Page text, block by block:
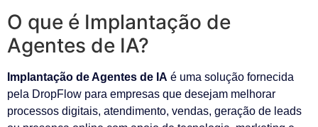
O que é Implantação de
Agentes de IA?
Implantação de Agentes de IA é uma solução fornecida
pela DropFlow para empresas que desejam melhorar
processos digitais, atendimento, vendas, geração de leads